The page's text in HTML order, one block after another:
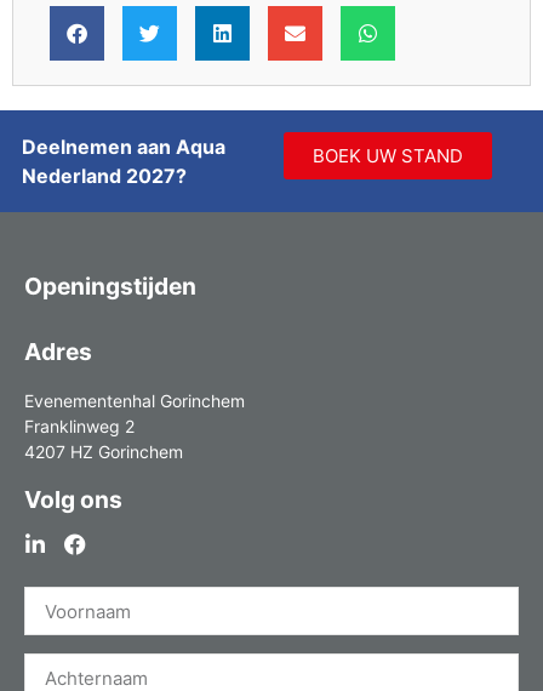
Deelnemen aan Aqua
Nederland 2027?
BOEK UW STAND
Openingstijden
Adres
Evenementenhal Gorinchem
Franklinweg 2
4207 HZ Gorinchem
Volg ons